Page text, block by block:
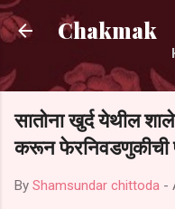
Skip
Chakmak
सातोना खुर्द येथील
करून फेरनिवडणुकीची
By Shamsundar chittoda -